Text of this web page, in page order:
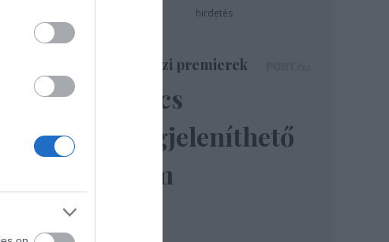
varázsa
hirdetés
Színházi premierek
Nincs
megjeleníthető
elem